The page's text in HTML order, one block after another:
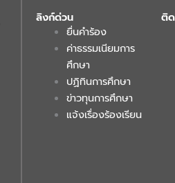
ลิงก์ด่วน
ยื่นคำร้อง
ค่าธรรมเนียมการ
ศึกษา
ปฏิทินการศึกษา
ข่าวทุนการศึกษา
แจ้งเรื่องร้องเรียน
ติ